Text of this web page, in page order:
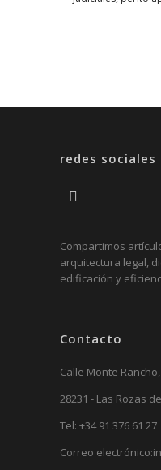
redes sociales
Compartimos
arquitectura legal,
edificación y
Contacto
Calle Monte Rancho,
28231 - Las Rozas
Tel: +34 91 376 61 27
Correo electrónico: